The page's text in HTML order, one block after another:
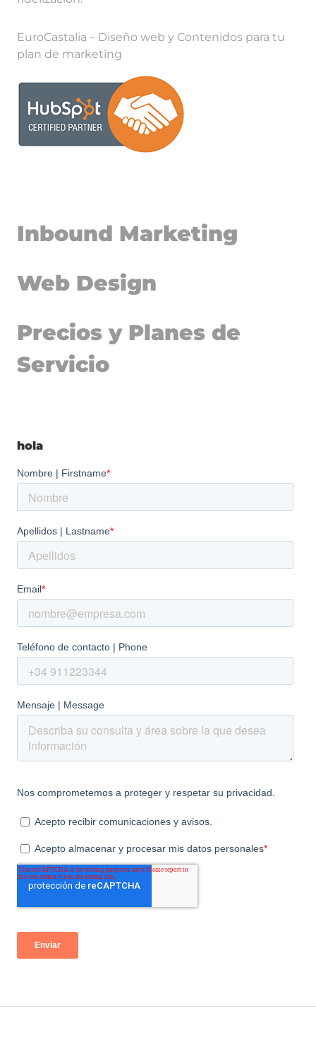
EuroCastalia – Diseño web y Contenidos para tu
plan de marketing
Inbound Marketing
Web Design
Precios y Planes de
Servicio
hola